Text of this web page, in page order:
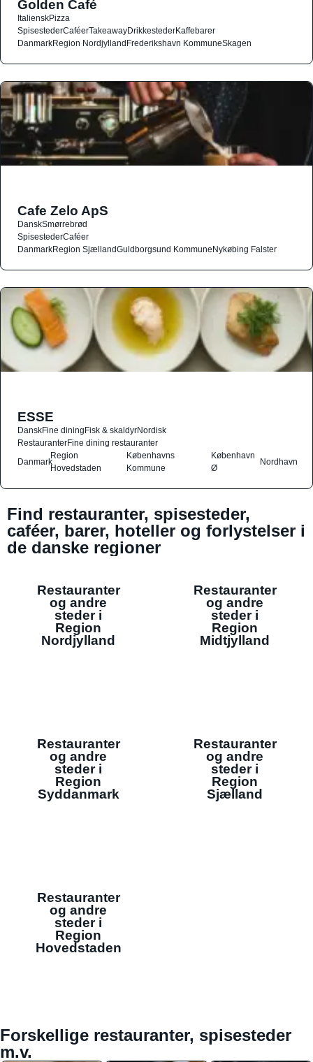
Golden Café
ItalienskPizza
SpisestederCaféerTakeawayDrikkestederKaffebarer
DanmarkRegion NordjyllandFrederikshavn KommuneSkagen
Cafe Zelo ApS
DanskSmørrebrød
SpisestederCaféer
DanmarkRegion SjællandGuldborgsund KommuneNykøbing Falster
ESSE
DanskFine diningFisk & skaldyrNordisk
RestauranterFine dining restauranter
Danmark
Region
Hovedstaden
Københavns
Kommune
København
Ø
Nordhavn
Find restauranter, spisesteder,
caféer, barer, hoteller og forlystelser i
de danske regioner
Restauranter
og andre
steder i
Region
Nordjylland
Restauranter
og andre
steder i
Region
Midtjylland
Restauranter
og andre
steder i
Region
Syddanmark
Restauranter
og andre
steder i
Region
Sjælland
Restauranter
og andre
steder i
Region
Hovedstaden
Forskellige restauranter, spisesteder
m.v.